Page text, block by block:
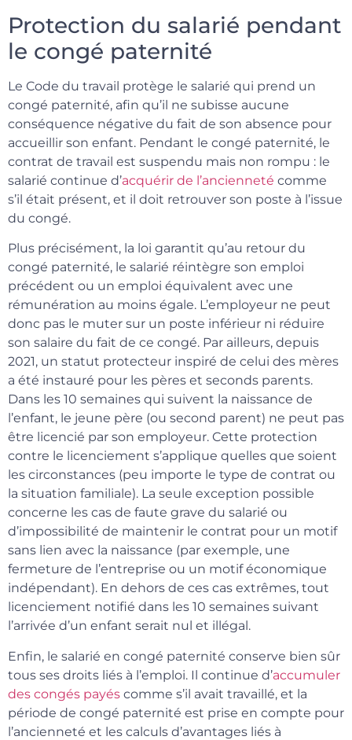
Protection du salarié pendant
le congé paternité
Le Code du travail protège le salarié qui prend un
congé paternité, afin qu’il ne subisse aucune
conséquence négative du fait de son absence pour
accueillir son enfant. Pendant le congé paternité, le
contrat de travail est suspendu mais non rompu : le
salarié continue d’acquérir de l’ancienneté comme
s’il était présent, et il doit retrouver son poste à l’issue
du congé.
Plus précisément, la loi garantit qu’au retour du
congé paternité, le salarié réintègre son emploi
précédent ou un emploi équivalent avec une
rémunération au moins égale. L’employeur ne peut
donc pas le muter sur un poste inférieur ni réduire
son salaire du fait de ce congé. Par ailleurs, depuis
2021, un statut protecteur inspiré de celui des mères
a été instauré pour les pères et seconds parents.
Dans les 10 semaines qui suivent la naissance de
l’enfant, le jeune père (ou second parent) ne peut pas
être licencié par son employeur. Cette protection
contre le licenciement s’applique quelles que soient
les circonstances (peu importe le type de contrat ou
la situation familiale). La seule exception possible
concerne les cas de faute grave du salarié ou
d’impossibilité de maintenir le contrat pour un motif
sans lien avec la naissance (par exemple, une
fermeture de l’entreprise ou un motif économique
indépendant). En dehors de ces cas extrêmes, tout
licenciement notifié dans les 10 semaines suivant
l’arrivée d’un enfant serait nul et illégal.
Enfin, le salarié en congé paternité conserve bien sûr
tous ses droits liés à l’emploi. Il continue d’accumuler
des congés payés comme s’il avait travaillé, et la
période de congé paternité est prise en compte pour
l’ancienneté et les calculs d’avantages liés à